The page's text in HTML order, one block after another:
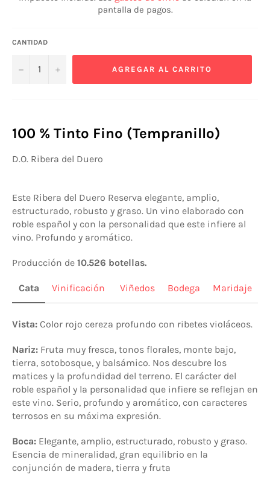
pantalla de pagos.
CANTIDAD
− + AGREGAR AL CARRITO
100 % Tinto Fino (Tempranillo)
D.O. Ribera del Duero
Este Ribera del Duero Reserva elegante, amplio,
estructurado, robusto y graso. Un vino elaborado con
roble español y con la personalidad que este infiere al
vino. Profundo y aromático.
Producción de 10.526 botellas.
Cata
Vista: Color rojo cereza profundo con ribetes violáceos.
Nariz: Fruta muy fresca, tonos florales, monte bajo,
tierra, sotobosque, y balsámico. Nos descubre los
matices y la profundidad del terreno. El carácter del
roble español y la personalidad que infiere se reflejan en
este vino. Serio, profundo y aromático, con caracteres
terrosos en su máxima expresión.
Boca: Elegante, amplio, estructurado, robusto y graso.
Esencia de mineralidad, gran equilibrio en la
conjunción de madera, tierra y fruta
Vinificación Viñedos Bodega Maridaje